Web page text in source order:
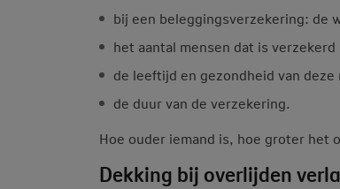
bij een beleggingsverzekering: de
het aantal mensen dat is verzekerd
de leeftijd en gezondheid van deze
de duur van de verzekering.
Hoe ouder iemand is, hoe groter het
Dekking bij overlijden